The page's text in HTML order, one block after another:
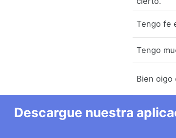
Tengo fe
Tengo
Bien oigo
Descargue nuestra